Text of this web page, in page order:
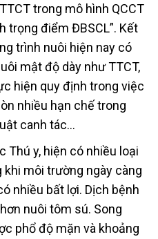
trong mô hình QCCT
trọng điểm ĐBSCL”. Kết
trình nuôi hiện nay có
mật độ dày như TTCT,
hiện quy định trong việc
nhiều hạn chế trong
canh tác…
Thú y, hiện có nhiều loại
môi trường ngày càng
nhiều bất lợi. Dịch bệnh
nuôi tôm sú. Song
phổ độ mặn và khoảng